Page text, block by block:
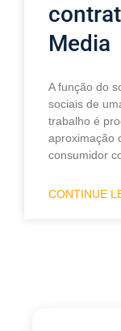
Media
A função do
sociais de
trabalho é
aproximação
consumidor
CONTINUE